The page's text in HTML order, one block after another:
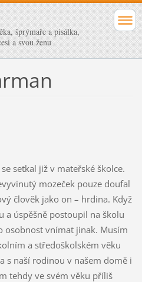
šprýmaře a pisálka,
a svou ženu
setkal již v mateřské školce.
mozeček pouze doufal
člověk jako on – hrdina. Když
a úspěšně postoupil na školu
osobnost vnímat jinak. Musím
a středoškolském věku
s naší rodinou v našem domě i
tehdy ve svém věku příliš